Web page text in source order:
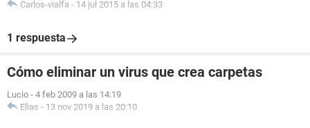
Carlos-vialfa - 14 jul 2015 a las 04:33
1 respuesta
Cómo eliminar un virus que crea carpetas
Lucio - 4 feb 2009 a las 14:19
Elias - 13 nov 2019 a las 20:10